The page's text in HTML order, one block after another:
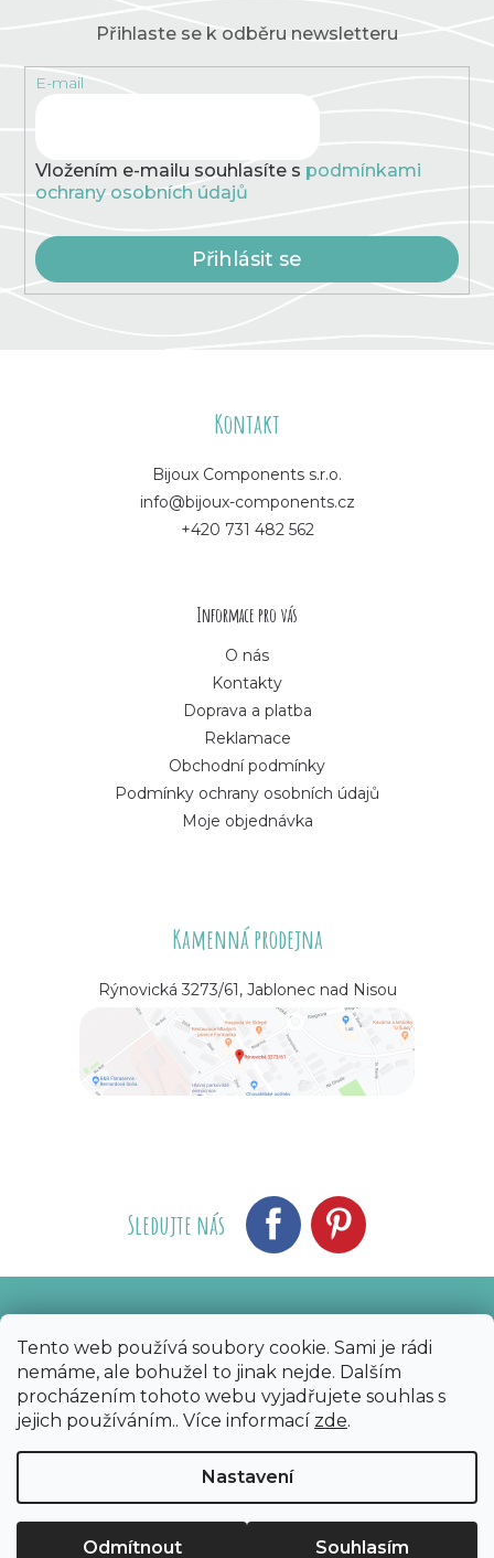
Tento web používá soubory cookie. Sami je rádi
nemáme, ale bohužel to jinak nejde. Dalším
procházením tohoto webu vyjadřujete souhlas s
jejich používáním.. Více informací zde.
Nastavení
Odmítnout Souhlasím
Přihlaste se k odběru newsletteru
E-mail
Vložením e-mailu souhlasíte s podmínkami
ochrany osobních údajů
Přihlásit se
Kontakt
Bijoux Components s.r.o.
info@bijoux-components.cz
+420 731 482 562
Informace pro vás
O nás
Kontakty
Doprava a platba
Reklamace
Obchodní podmínky
Podmínky ochrany osobních údajů
Moje objednávka
Kamenná prodejna
Rýnovická 3273/61, Jablonec nad Nisou
Sledujte nás
Copyright 2026 Bijoux Components - Svět
korálků. Všechna práva vyhrazena.